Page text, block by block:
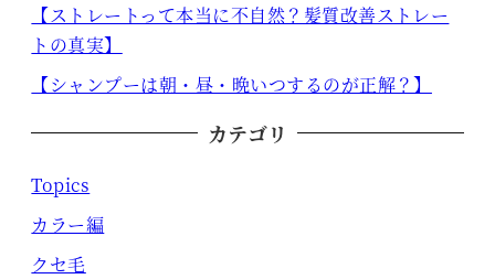
【ストレートって本当に不自然？髪質改善ストレー
トの真実】
【シャンプーは朝・昼・晩いつするのが正解？】
カテゴリ
Topics
カラー編
クセ毛